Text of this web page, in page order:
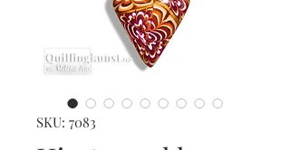
SKU: 7083